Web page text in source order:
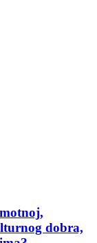
dobra,